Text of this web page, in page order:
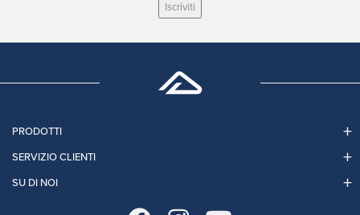
Iscriviti
PRODOTTI
SERVIZIO CLIENTI
SU DI NOI